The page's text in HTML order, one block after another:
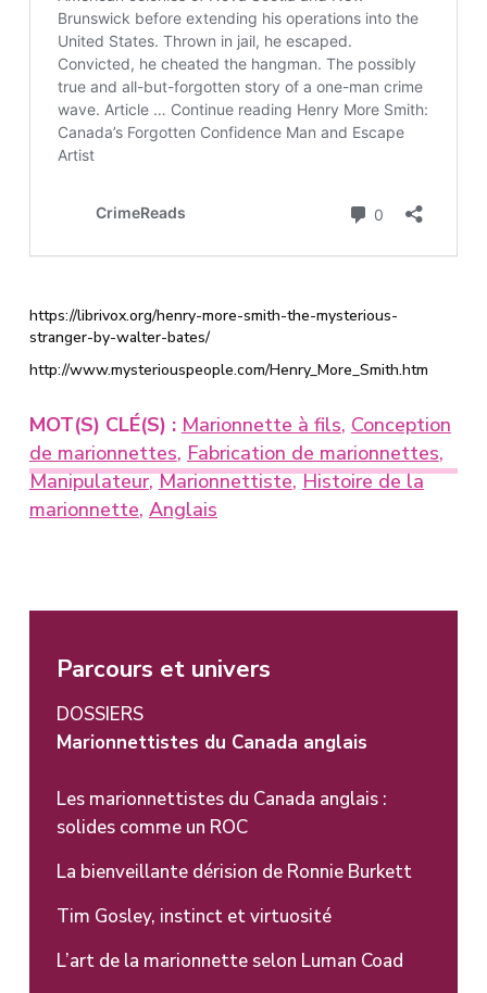
https://librivox.org/henry-more-smith-the-mysterious-
stranger-by-walter-bates/
http://www.mysteriouspeople.com/Henry_More_Smith.htm
MOT(S) CLÉ(S) : Marionnette à fils, Conception
de marionnettes, Fabrication de marionnettes,
Manipulateur,Marionnettiste,Histoire de la
marionnette, Anglais
Parcours et univers
DOSSIERS
Marionnettistes du Canada anglais
Les marionnettistes du Canada anglais :
solides comme un ROC
La bienveillante dérision de Ronnie Burkett
Tim Gosley, instinct et virtuosité
L’art de la marionnette selon Luman Coad